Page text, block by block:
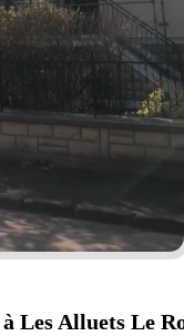
Les Alluets Le